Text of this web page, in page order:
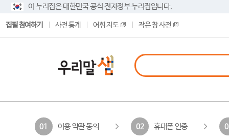
이 누리집은 대한민국 공식 전자정부 누리집입니다.
집필 참여하기 사전 통계 어휘 지도 작은 창 사전
01 이용 약관 동의 02 휴대폰 인증